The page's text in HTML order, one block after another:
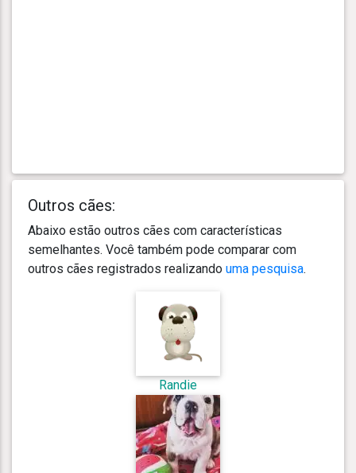
Outros cães:
Abaixo estão outros cães com características
semelhantes. Você também pode comparar com
outros cães registrados realizando uma pesquisa.
Randie